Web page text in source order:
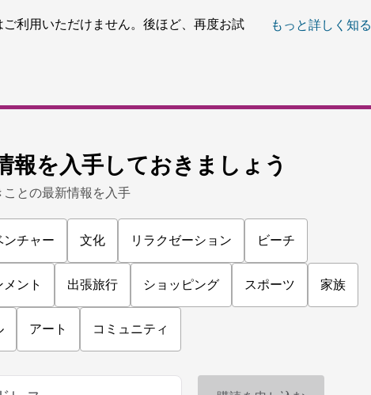
利用いただけません。後ほど、再度お試
もっと詳しく知る
報を入手しておきましょう
ことの最新情報を入手
チャー 文化 リラクゼーション ビーチ
ント 出張旅行 ショッピング スポーツ 家族
アート コミュニティ